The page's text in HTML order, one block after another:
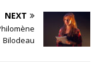
NEXT
Bilodeau